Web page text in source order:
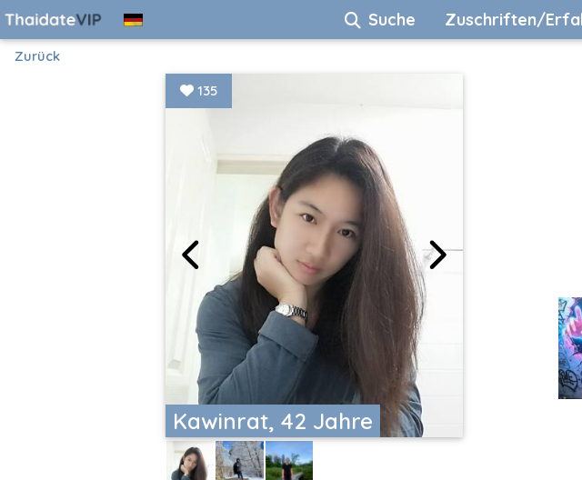
Suche Zuschriften/
Zurück
Kawinrat, 42 Jahre
135